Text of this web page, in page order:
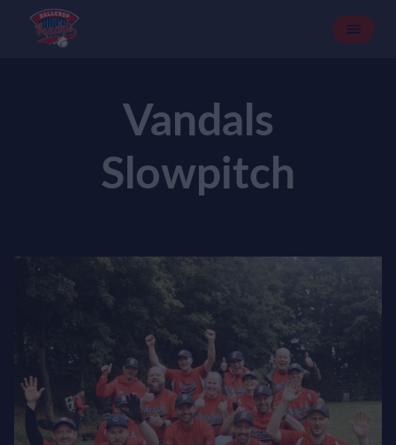
Vandals
Slowpitch